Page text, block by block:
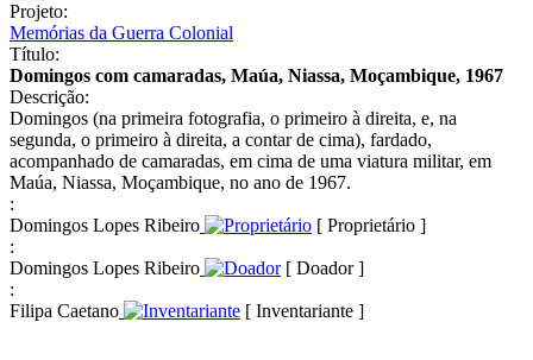
Projeto:
Memórias da Guerra Colonial
Título:
Domingos com camaradas, Maúa, Niassa, Moçambique, 1967
Descrição:
Domingos (na primeira fotografia, o primeiro à direita, e, na
segunda, o primeiro à direita, a contar de cima), fardado,
acompanhado de camaradas, em cima de uma viatura militar, em
Maúa, Niassa, Moçambique, no ano de 1967.
:
Domingos Lopes Ribeiro
[ Proprietário ]
:
Domingos Lopes Ribeiro
[ Doador ]
:
Filipa Caetano
[ Inventariante ]